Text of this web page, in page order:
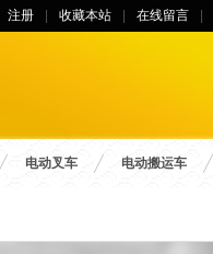
注册 收藏本站 在线留言
电动叉车 电动搬运车